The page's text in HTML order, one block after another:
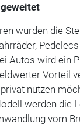
wurden die
Autos wird ein
Vorteil
nutzen
werden die
vom